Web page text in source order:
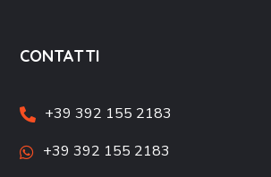
CONTATTI
+39 392 155 2183
+39 392 155 2183